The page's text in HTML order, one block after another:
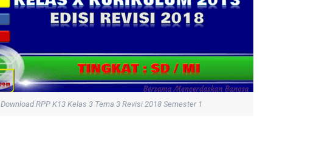
Download RPP K13 Kelas 3 Tema 3 Revisi 2018 Semester 1